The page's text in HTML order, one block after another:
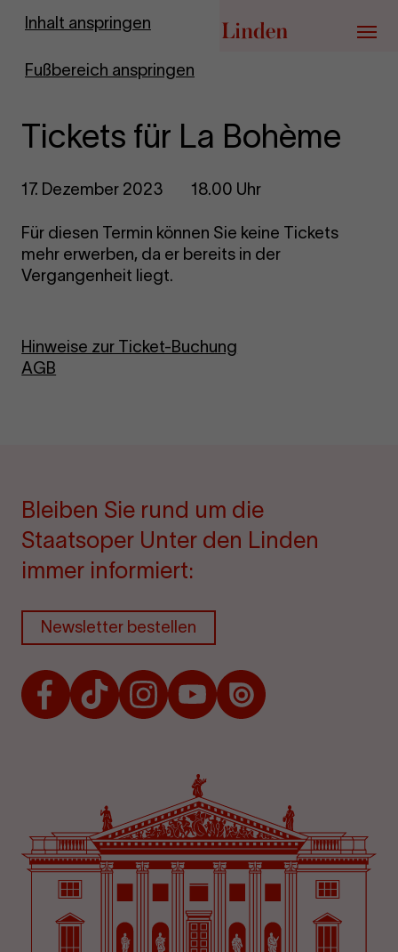
Inhalt anspringen
Fußbereich anspringen
Zur Startseite
Menü
Tickets für La Bohème
17. Dezember 2023 18.00 Uhr
Für diesen Termin können Sie keine Tickets
mehr erwerben, da er bereits in der
Vergangenheit liegt.
Hinweise zur Ticket-Buchung
AGB
Bleiben Sie rund um die
Staatsoper Unter den Linden
immer informiert:
Newsletter bestellen
FacebookTikTokInstagramYoutubeIssuu